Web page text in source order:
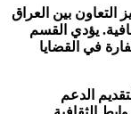
التعاون بين العراق
يؤدي القسم
في القضايا
الدعم